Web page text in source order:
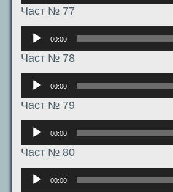
Част № 77
Аудиоплеер
00:00
Част № 78
Аудиоплеер
00:00
Част № 79
Аудиоплеер
00:00
Част № 80
Аудиоплеер
00:00